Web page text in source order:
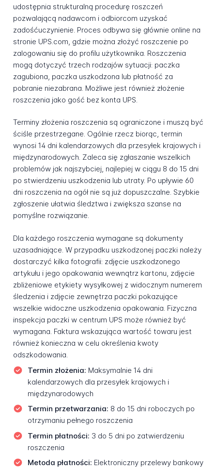
udostępnia strukturalną procedurę roszczeń
pozwalającą nadawcom i odbiorcom uzyskać
zadośćuczynienie. Proces odbywa się głównie online na
stronie UPS.com, gdzie można złożyć roszczenie po
zalogowaniu się do profilu użytkownika. Roszczenia
mogą dotyczyć trzech rodzajów sytuacji: paczka
zagubiona, paczka uszkodzona lub płatność za
pobranie niezabrana. Możliwe jest również złożenie
roszczenia jako gość bez konta UPS.
Terminy złożenia roszczenia są ograniczone i muszą być
ściśle przestrzegane. Ogólnie rzecz biorąc, termin
wynosi 14 dni kalendarzowych dla przesyłek krajowych i
międzynarodowych. Zaleca się zgłaszanie wszelkich
problemów jak najszybciej, najlepiej w ciągu 8 do 15 dni
po stwierdzeniu uszkodzenia lub utraty. Po upływie 60
dni roszczenia na ogół nie są już dopuszczalne. Szybkie
zgłoszenie ułatwia śledztwa i zwiększa szanse na
pomyślne rozwiązanie.
Dla każdego roszczenia wymagane są dokumenty
uzasadniające. W przypadku uszkodzonej paczki należy
dostarczyć kilka fotografii: zdjęcie uszkodzonego
artykułu i jego opakowania wewnątrz kartonu, zdjęcie
zbliżeniowe etykiety wysyłkowej z widocznym numerem
śledzenia i zdjęcie zewnętrza paczki pokazujące
wszelkie widoczne uszkodzenia opakowania. Fizyczna
inspekcja paczki w centrum UPS może również być
wymagana. Faktura wskazująca wartość towaru jest
również konieczna w celu określenia kwoty
odszkodowania.
Termin złożenia: Maksymalnie 14 dni
kalendarzowych dla przesyłek krajowych i
międzynarodowych
Termin przetwarzania: 8 do 15 dni roboczych po
otrzymaniu pełnego roszczenia
Termin płatności: 3 do 5 dni po zatwierdzeniu
roszczenia
Metoda płatności: Elektroniczny przelewy bankowy